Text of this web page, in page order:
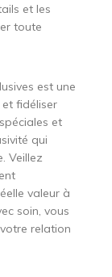
et les
toute
est une
fidéliser
et
qui
Veillez
valeur à
soin, vous
relation